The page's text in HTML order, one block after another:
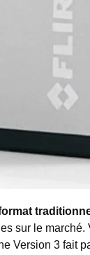
sur le
Version 3 fait